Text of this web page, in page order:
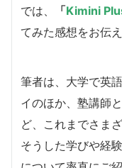
では、 「Kimini
てみた感想をお伝え
筆者は、大学で英
イのほか、塾講師
ど、これまでさま
そうした学びや経